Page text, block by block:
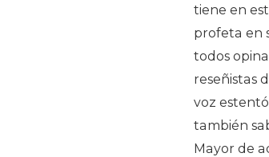
tiene en
profeta en
todos
reseñistas
voz
también
Mayor de